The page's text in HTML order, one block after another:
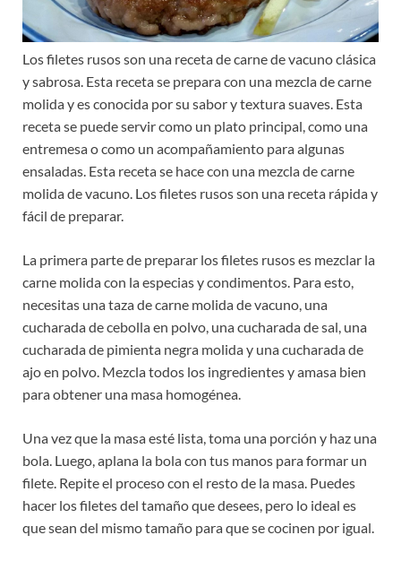
Los filetes rusos son una receta de carne de vacuno clásica
y sabrosa. Esta receta se prepara con una mezcla de carne
molida y es conocida por su sabor y textura suaves. Esta
receta se puede servir como un plato principal, como una
entremesa o como un acompañamiento para algunas
ensaladas. Esta receta se hace con una mezcla de carne
molida de vacuno. Los filetes rusos son una receta rápida y
fácil de preparar.
La primera parte de preparar los filetes rusos es mezclar la
carne molida con la especias y condimentos. Para esto,
necesitas una taza de carne molida de vacuno, una
cucharada de cebolla en polvo, una cucharada de sal, una
cucharada de pimienta negra molida y una cucharada de
ajo en polvo. Mezcla todos los ingredientes y amasa bien
para obtener una masa homogénea.
Una vez que la masa esté lista, toma una porción y haz una
bola. Luego, aplana la bola con tus manos para formar un
filete. Repite el proceso con el resto de la masa. Puedes
hacer los filetes del tamaño que desees, pero lo ideal es
que sean del mismo tamaño para que se cocinen por igual.